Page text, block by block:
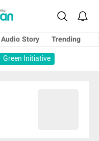
Audio Story
Trending
Green Initiative